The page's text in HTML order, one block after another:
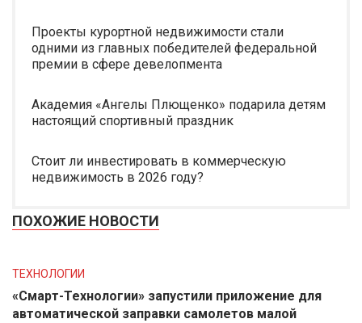
Проекты курортной недвижимости стали
одними из главных победителей федеральной
премии в сфере девелопмента
Академия «Ангелы Плющенко» подарила детям
настоящий спортивный праздник
Стоит ли инвестировать в коммерческую
недвижимость в 2026 году?
ПОХОЖИЕ НОВОСТИ
ТЕХНОЛОГИИ
«Смарт-Технологии» запустили приложение для
автоматической заправки самолетов малой